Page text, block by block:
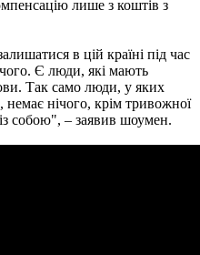
лише з коштів з
в цій країні під час
Є люди, які мають
Так само люди, у яких
немає нічого, крім тривожної
собою", – заявив шоумен.